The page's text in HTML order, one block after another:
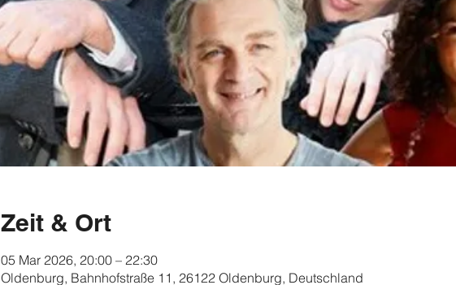
Zeit & Ort
05 Mar 2026, 20:00 – 22:30
Oldenburg, Bahnhofstraße 11, 26122 Oldenburg, Deutschland